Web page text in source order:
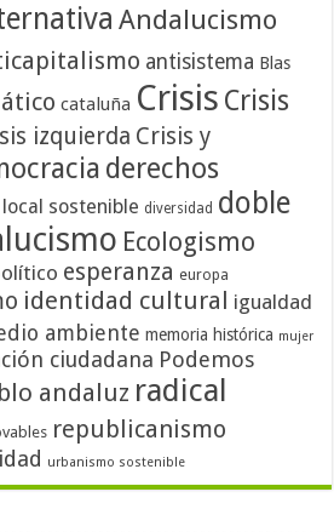
Andalucismo
antisistema Blas
cataluña Crisis Crisis
izquierda Crisis y
derechos
sostenible diversidad doble
Ecologismo
esperanza europa
identidad cultural igualdad
ambiente memoria histórica mujer
ciudadana Podemos
andaluz radical
republicanismo
urbanismo sostenible